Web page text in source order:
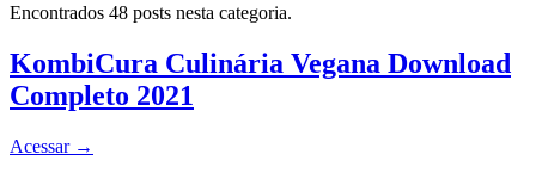
Encontrados 48 posts nesta categoria.
KombiCura Culinária Vegana Download
Completo 2021
Acessar →